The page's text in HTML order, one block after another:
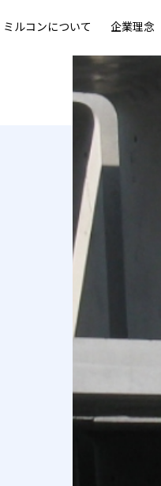
ミルコンについて 企業理念